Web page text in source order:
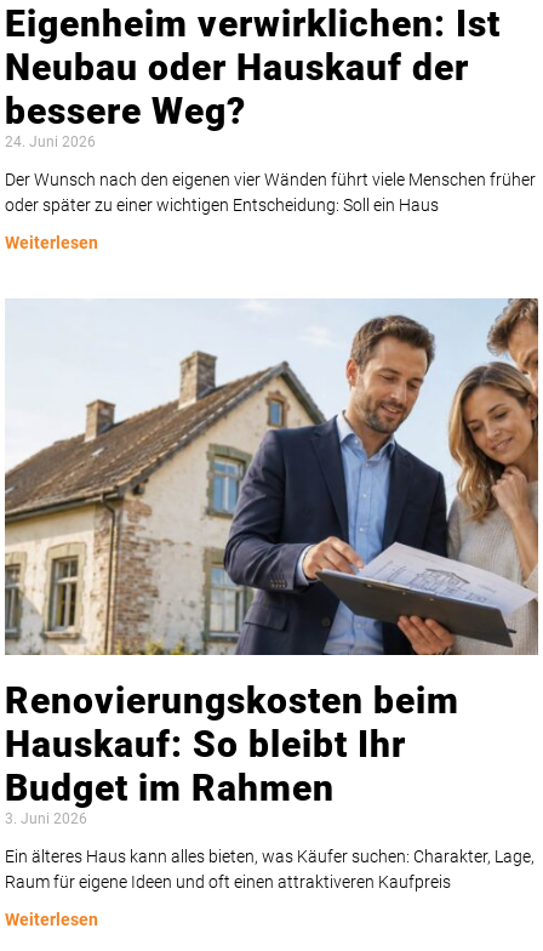
Eigenheim verwirklichen: Ist
Neubau oder Hauskauf der
bessere Weg?
24. Juni 2026
Der Wunsch nach den eigenen vier Wänden führt viele Menschen früher
oder später zu einer wichtigen Entscheidung: Soll ein Haus
Weiterlesen
Renovierungskosten beim
Hauskauf: So bleibt Ihr
Budget im Rahmen
3. Juni 2026
Ein älteres Haus kann alles bieten, was Käufer suchen: Charakter, Lage,
Raum für eigene Ideen und oft einen attraktiveren Kaufpreis
Weiterlesen